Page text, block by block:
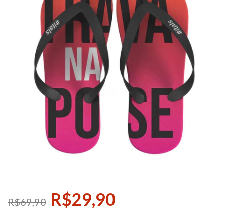
R$69,90 R$29,90